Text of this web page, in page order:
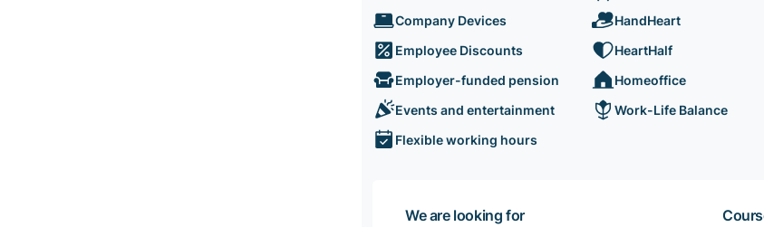
Company Devices
Employee Discounts
Employer-funded pension
Events and entertainment
Flexible working hours
HandHeart
HeartHalf
Homeoffice
Work-Life Balance
We are looking for